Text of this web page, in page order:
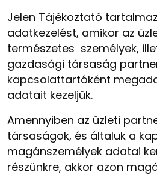
Jelen Tájékoztató
adatkezelést, amikor az
természetes személyek,
gazdasági társaság
kapcsolattartóként
adatait kezeljük.
Amennyiben az üzleti
társaságok, és általuk a
magánszemélyek adatai
részünkre, akkor azon